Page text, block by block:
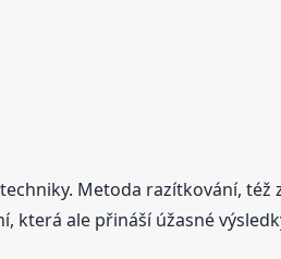
Metoda razítkování,
která ale přináší úžasné